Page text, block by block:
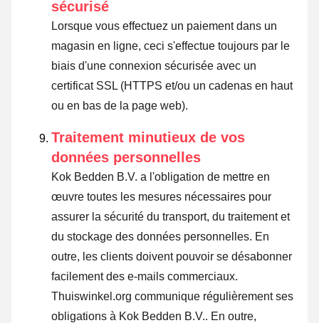
sécurisé
Lorsque vous effectuez un paiement dans un
magasin en ligne, ceci s'effectue toujours par le
biais d'une connexion sécurisée avec un
certificat SSL (HTTPS et/ou un cadenas en haut
ou en bas de la page web).
Traitement minutieux de vos
données personnelles
Kok Bedden B.V. a l'obligation de mettre en
œuvre toutes les mesures nécessaires pour
assurer la sécurité du transport, du traitement et
du stockage des données personnelles. En
outre, les clients doivent pouvoir se désabonner
facilement des e-mails commerciaux.
Thuiswinkel.org communique régulièrement ses
obligations à Kok Bedden B.V.. En outre,